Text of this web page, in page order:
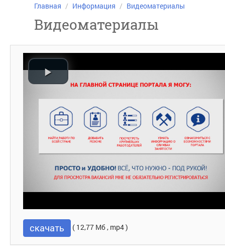
Главная Информация Видеоматериалы
Видеоматериалы
скачать ( 12,77 Мб , mp4 )